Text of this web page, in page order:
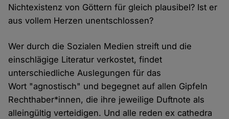
Nichtexistenz von Göttern für gleich plausibel? Ist er
aus vollem Herzen unentschlossen?
Wer durch die Sozialen Medien streift und die
einschlägige Literatur verkostet, findet
unterschiedliche Auslegungen für das
Wort "agnostisch" und begegnet auf allen Gipfeln
Rechthaber*innen, die ihre jeweilige Duftnote als
alleingültig verteidigen. Und alle reden ex cathedra